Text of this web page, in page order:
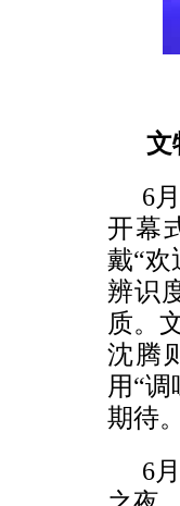
文
6
开幕
戴“欢
辨识
质。
沈腾
用“
期待。
6